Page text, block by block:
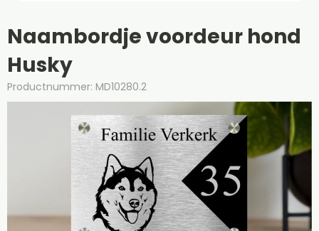
Naambordje voordeur hond
Husky
Productnummer: MD10280.2